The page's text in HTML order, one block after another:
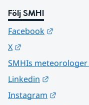
Följ SMHI
Facebook
X
SMHIs meteorologer
Linkedin
Instagram